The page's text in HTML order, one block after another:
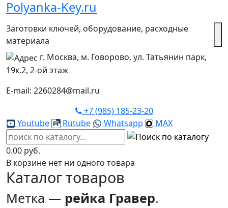
Polyanka-Key.ru
Заготовки ключей, оборудование, расходные
материала
г. Москва, м. Говорово, ул. Татьянин парк,
19к.2, 2-ой этаж
E-mail: 2260284@mail.ru
+7 (985) 185-23-20
Youtube
Rutube Whatsapp MAX
0.00 руб.
В корзине нет ни одного товара
Каталог товаров
Метка — рейка Гравер.